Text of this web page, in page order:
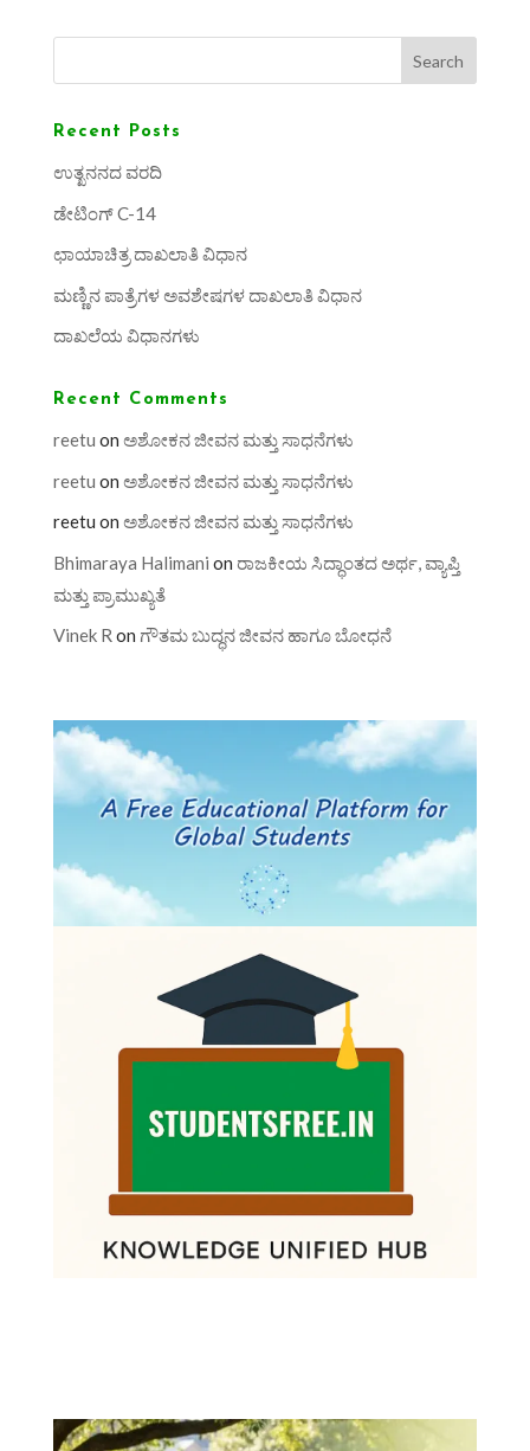
Search
Recent Posts
ಉತ್ಖನನದ ವರದಿ
ಡೇಟಿಂಗ್ C-14
ಛಾಯಾಚಿತ್ರ ದಾಖಲಾತಿ ವಿಧಾನ
ಮಣ್ಣಿನ ಪಾತ್ರೆಗಳ ಅವಶೇಷಗಳ ದಾಖಲಾತಿ ವಿಧಾನ
ದಾಖಲೆಯ ವಿಧಾನಗಳು
Recent Comments
reetu on ಅಶೋಕನ ಜೀವನ ಮತ್ತು ಸಾಧನೆಗಳು
reetu on ಅಶೋಕನ ಜೀವನ ಮತ್ತು ಸಾಧನೆಗಳು
reetu on ಅಶೋಕನ ಜೀವನ ಮತ್ತು ಸಾಧನೆಗಳು
Bhimaraya Halimani on ರಾಜಕೀಯ ಸಿದ್ಧಾಂತದ ಅರ್ಥ, ವ್ಯಾಪ್ತಿ
ಮತ್ತು ಪ್ರಾಮುಖ್ಯತೆ
Vinek R on ಗೌತಮ ಬುದ್ಧನ ಜೀವನ ಹಾಗೂ ಬೋಧನೆ